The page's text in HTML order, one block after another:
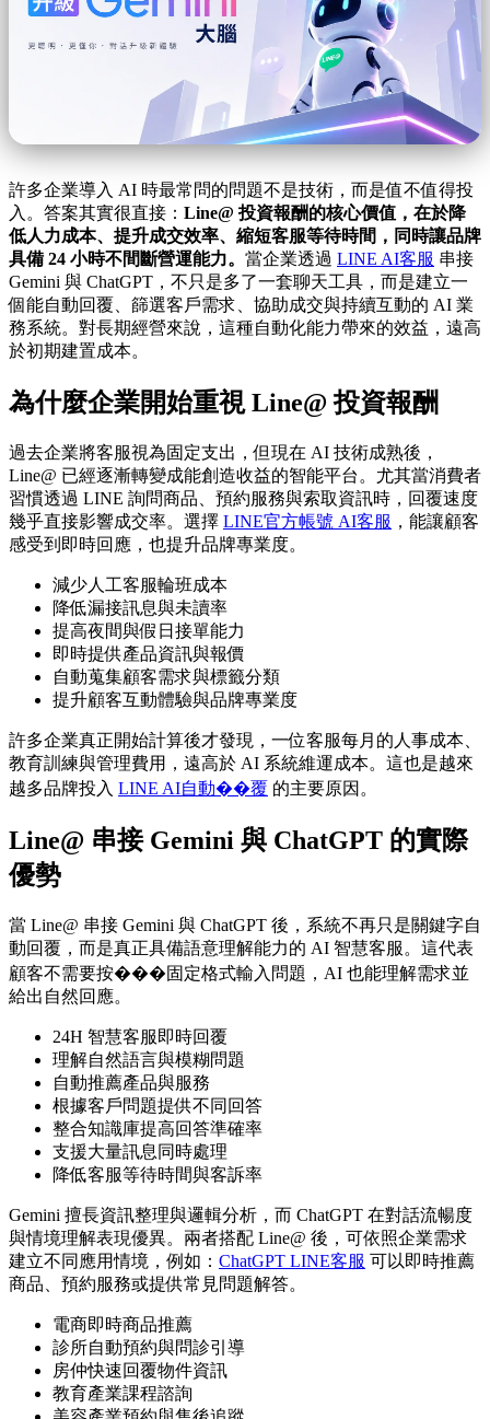
許多企業導入 AI 時最常問的問題不是技術，而是值不值得投
入。答案其實很直接： Line@ 投資報酬的核心價值，在於降
低人力成本、提升成交效率、縮短客服等待時間，同時讓品牌
具備 24 小時不間斷營運能力。 當企業透過 LINE AI客服 串接
Gemini 與 ChatGPT，不只是多了一套聊天工具，而是建立一
個能自動回覆、篩選客戶需求、協助成交與持續互動的 AI 業
務系統。對長期經營來說，這種自動化能力帶來的效益，遠高
於初期建置成本。
為什麼企業開始重視 Line@ 投資報酬
過去企業將客服視為固定支出，但現在 AI 技術成熟後，
Line@ 已經逐漸轉變成能創造收益的智能平台。尤其當消費者
習慣透過 LINE 詢問商品、預約服務與索取資訊時，回覆速度
幾乎直接影響成交率。選擇 LINE官方帳號 AI客服 ，能讓顧客
感受到即時回應，也提升品牌專業度。
減少人工客服輪班成本
降低漏接訊息與未讀率
提高夜間與假日接單能力
即時提供產品資訊與報價
自動蒐集顧客需求與標籤分類
提升顧客互動體驗與品牌專業度
許多企業真正開始計算後才發現，一位客服每月的人事成本、
教育訓練與管理費用，遠高於 AI 系統維運成本。這也是越來
越多品牌投入 LINE AI自動��覆 的主要原因。
Line@ 串接 Gemini 與 ChatGPT 的實際
優勢
當 Line@ 串接 Gemini 與 ChatGPT 後，系統不再只是關鍵字自
動回覆，而是真正具備語意理解能力的 AI 智慧客服。這代表
顧客不需要按���固定格式輸入問題，AI 也能理解需求並
給出自然回應。
24H 智慧客服即時回覆
理解自然語言與模糊問題
自動推薦產品與服務
根據客戶問題提供不同回答
整合知識庫提高回答準確率
支援大量訊息同時處理
降低客服等待時間與客訴率
Gemini 擅長資訊整理與邏輯分析，而 ChatGPT 在對話流暢度
與情境理解表現優異。兩者搭配 Line@ 後，可依照企業需求
建立不同應用情境，例如： ChatGPT LINE客服 可以即時推薦
商品、預約服務或提供常見問題解答。
電商即時商品推薦
診所自動預約與問診引導
房仲快速回覆物件資訊
教育產業課程諮詢